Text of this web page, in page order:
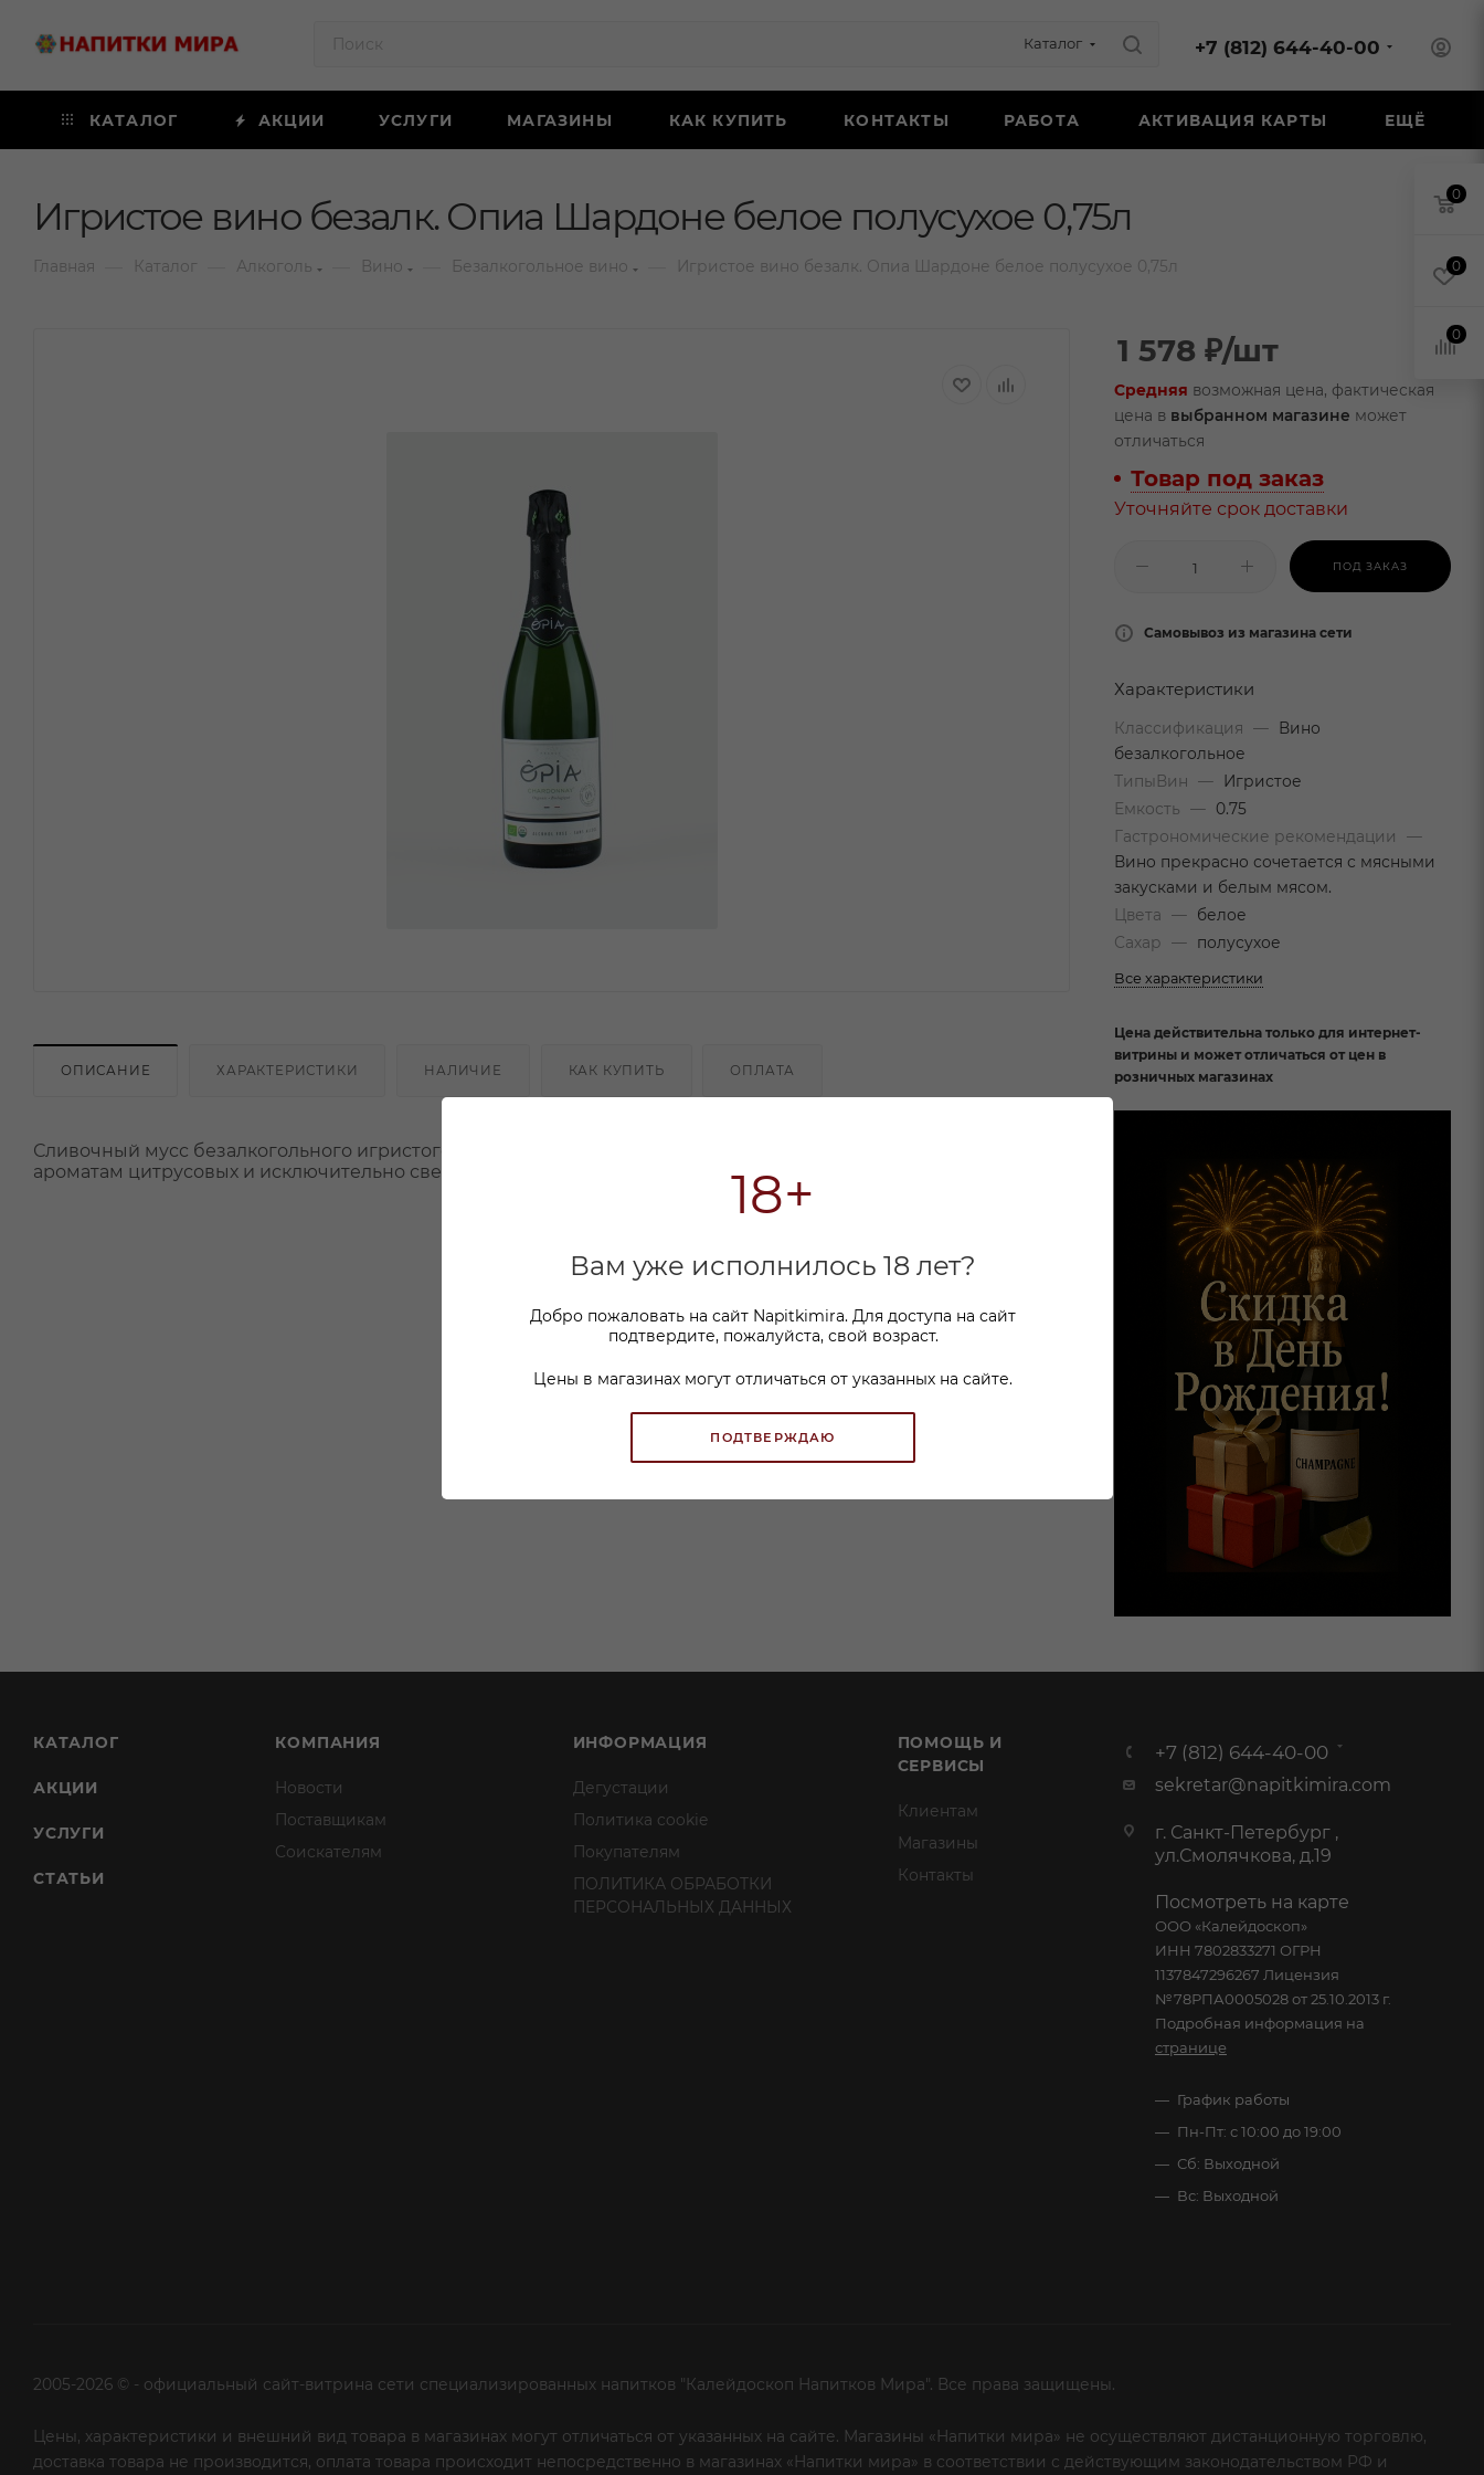
18+
Вам уже исполнилось 18 лет?
Добро пожаловать на сайт Napitkimira. Для доступа на сайт
подтвердите, пожалуйста, свой возраст.
Цены в магазинах могут отличаться от указанных на сайте.
ПОДТВЕРЖДАЮ
Каталог +7 (812) 644-40-00
КАТАЛОГ АКЦИИ УСЛУГИ МАГАЗИНЫ КАК КУПИТЬ КОНТАКТЫ РАБОТА АКТИВАЦИЯ КАРТЫ ЕЩЁ
Игристое вино безалк. Опиа Шардоне белое полусухое 0,75л
Главная Каталог Алкоголь Вино Безалкогольное вино Игристое вино безалк. Опиа Шардоне белое полусухое 0,75л
ОПИСАНИЕ ХАРАКТЕРИСТИКИ НАЛИЧИЕ КАК КУПИТЬ ОПЛАТА
Сливочный мусс безалкогольного игристого вина Опиа Шардоне покрывает нёбо и уступаетместо тонким
ароматам цитрусовых и исключительно свежему послевкусию.
1 578 ₽/шт
Средняя возможная цена, фактическая
цена в выбранном магазине может
отличаться
Товар под заказ
Уточняйте срок доставки
ПОД ЗАКАЗ
Самовывоз из магазина сети
Характеристики
Классификация —
Вино
безалкогольное
ТипыВин
—
Игристое
Емкость
—
0.75
Гастрономические рекомендации
—
Вино прекрасно сочетается с мясными
закусками и белым мясом.
Цвета
—
белое
Сахар
— полусухое
Все характеристики
Цена действительна только для интернет-
витрины и может отличаться от цен в
розничных магазинах
КАТАЛОГ
АКЦИИ
УСЛУГИ
СТАТЬИ
КОМПАНИЯ
Новости
Поставщикам
Соискателям
ИНФОРМАЦИЯ
Дегустации
Политика cookie
Покупателям
ПОЛИТИКА ОБРАБОТКИ
ПЕРСОНАЛЬНЫХ ДАННЫХ
ПОМОЩЬ И
СЕРВИСЫ
Клиентам
Магазины
Контакты
+7 (812) 644-40-00
sekretar@napitkimira.com
г. Санкт-Петербург ,
ул.Смолячкова, д.19
Посмотреть на карте
ООО «Калейдоскоп»
ИНН 7802833271 ОГРН
1137847296267 Лицензия
№78РПА0005028 от 25.10.2013 г.
Подробная информация на
странице
График работы
Пн-Пт: с 10:00 до 19:00
Сб: Выходной
Вс: Выходной
2005-2026 © - официальный сайт-витрина сети специализированных напитков "Калейдоскоп Напитков Мира". Все права защищены.
Цены, характеристики и внешний вид товара в магазинах могут отличаться от указанных на сайте. Магазины «Напитки мира» не осуществляют дистанционную торговлю,
доставка товара не производится, оплата товара происходит непосредственно в магазинах «Напитки мира» в соответствии с действующим законодательством РФ и
0
0
0